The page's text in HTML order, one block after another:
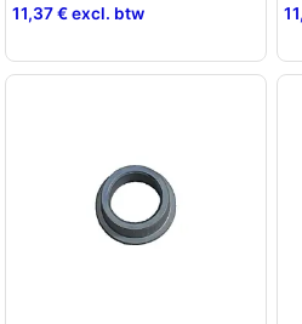
11,37 € excl. btw